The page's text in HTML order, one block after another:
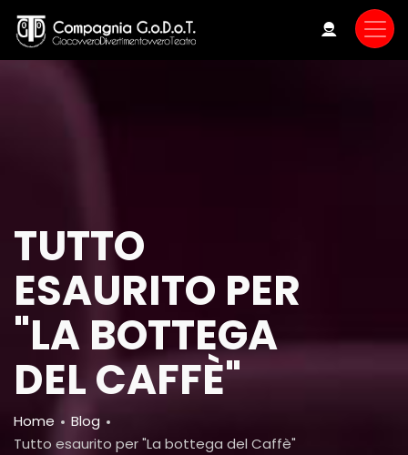
main
TUTTO
ESAURITO PER
"LA BOTTEGA
DEL CAFFÈ"
Breadcrumb
Home
Blog
Tutto esaurito per "La bottega del Caffè"